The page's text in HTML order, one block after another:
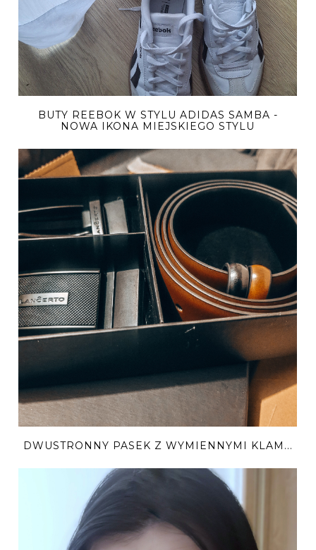
BUTY REEBOK W STYLU ADIDAS SAMBA -
NOWA IKONA MIEJSKIEGO STYLU
DWUSTRONNY PASEK Z WYMIENNYMI KLAM...